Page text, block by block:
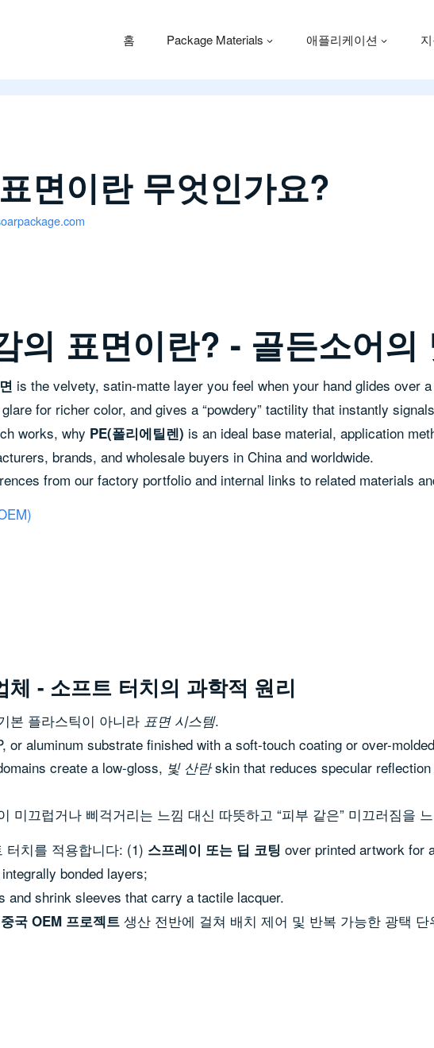
홈 Package Materials 애플리케이션
면이란 무엇인가요?
의 표면이란? - 골든소어의
is the velvety, satin-matte layer you feel when your hand glides over
for richer color, and gives a “powdery” tactility that instantly
works, why PE(폴리에틸렌) is an ideal base material, application
brands, and wholesale buyers in China and worldwide.
from our factory portfolio and internal links to related materials
체 - 소프트 터치의 과학적 원리
본 플라스틱이 아니라 표면 시스템.
or aluminum substrate finished with a soft-touch coating or over-
create a low-gloss, 빛 산란skin that reduces specular
미끄럽거나 삐걱거리는 느낌 대신 따뜻하고 “피부 같은” 미끄러짐을
터치를 적용합니다: (1) 스프레이 또는 딥 코팅 over printed artwork for
bonded layers;
and shrink sleeves that carry a tactile lacquer.
중국 OEM 프로젝트 생산 전반에 걸쳐 배치 제어 및 반복 가능한 광택